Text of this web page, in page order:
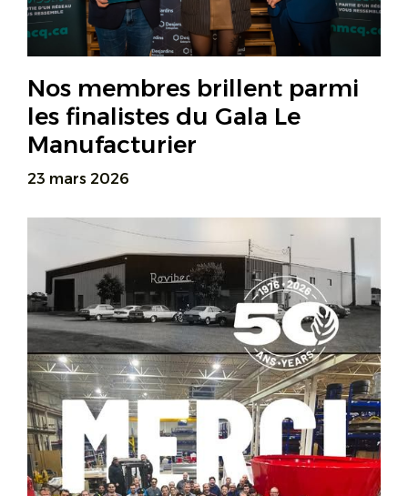
Nos membres brillent parmi
les finalistes du Gala Le
Manufacturier
23 mars 2026